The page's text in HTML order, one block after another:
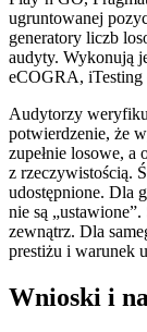
ugruntowanej
generatory liczb
audyty. Wykonują
eCOGRA, iTesting
Audytorzy
potwierdzenie, że
zupełnie losowe,
z rzeczywistością.
udostępnione. Dla
nie są
zewnątrz. Dla
prestiżu i warunek
Wnioski i